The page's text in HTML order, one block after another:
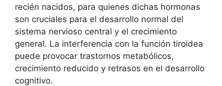
recién nacidos, para quienes dichas hormonas
son cruciales para el desarrollo normal del
sistema nervioso central y el crecimiento
general. La interferencia con la función tiroidea
puede provocar trastornos metabólicos,
crecimiento reducido y retrasos en el desarrollo
cognitivo.